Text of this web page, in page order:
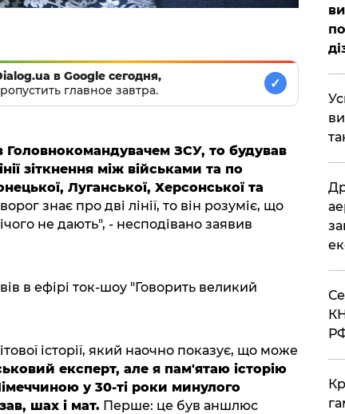
в Google сегодня,
главное завтра.
✓
ЗСУ, то будував
зіткнення між військами та по
Луганської, Херсонської та
знає про дві лінії, то він розуміє, що
не дають", - несподівано заявив
в ефірі ток-шоу "Говорить великий
історії, який наочно показує, що може
експерт, але я пам'ятаю історію
у 30-ті роки минулого
шах і мат. Перше: це був аншлюс